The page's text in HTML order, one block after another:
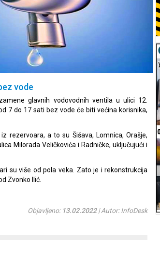
vode
glavnih vodovodnih ventila u ulici 12.
7 do 17 sati bez vode će biti većina korisnika,
rezervoara, a to su Šišava, Lomnica, Orašje,
Milorada Veličkovića i Radničke, uključujući i
su više od pola veka. Zato je i rekonstrukcija
Zvonko Ilić.
Objavljeno: 13.02.2022| Autor: InfoDesk